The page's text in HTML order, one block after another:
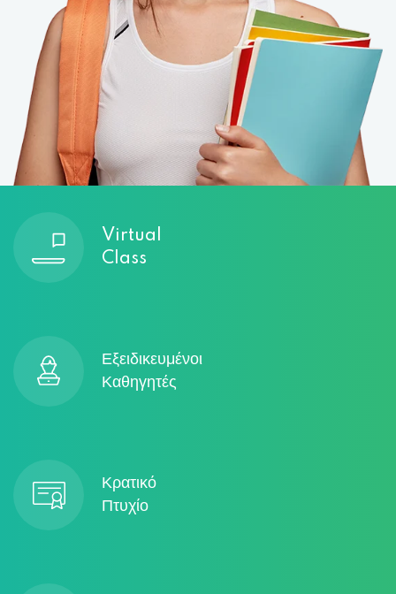
Virtual
Class
Εξειδικευμένοι
Καθηγητές
Κρατικό
Πτυχίο